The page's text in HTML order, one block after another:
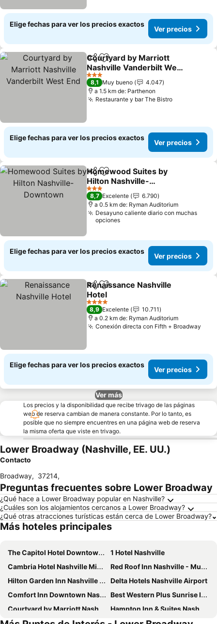
Elige fechas para ver los precios exactos
Ver precios
CompartirAgregar a favoritos
Courtyard by Marriott
Nashville Vanderbilt West
End
3 Estrellas
8,1 Muy bueno
4.047
a 1.5 km de: Parthenon
Restaurante y bar The Bistro
Elige fechas para ver los precios exactos
Ver precios
CompartirAgregar a favoritos
Homewood Suites by
Hilton Nashville-
Downtown
3 Estrellas
8,7 Excelente
6.790
a 0.5 km de: Ryman Auditorium
Desayuno caliente diario con muchas
opciones
Elige fechas para ver los precios exactos
Ver precios
CompartirAgregar a favoritos
Renaissance Nashville
Hotel
4 Estrellas
8,9 Excelente
10.711
a 0.2 km de: Ryman Auditorium
Conexión directa con Fifth + Broadway
Elige fechas para ver los precios exactos
Ver precios
Ver más
Los precios y la disponibilidad que recibe trivago de las páginas
web de reserva cambian de manera constante. Por lo tanto, es
posible que no siempre encuentres en una página web de reserva
la misma oferta que viste en trivago.
Lower Broadway (Nashville, EE. UU.)
Contacto
Broadway, 37214,
Preguntas frecuentes sobre Lower Broadway
¿Qué hace a Lower Broadway popular en Nashville?
¿Cuáles son los alojamientos cercanos a Lower Broadway?
¿Qué otras atracciones turísticas están cerca de Lower Broadway?
Más hoteles principales
The Capitol Hotel Downtown, an Ascend Collection Hotel
1 Hotel Nashville
Cambria Hotel Nashville Midtown
Red Roof Inn Nashville - Music City
Hilton Garden Inn Nashville Vanderbilt
Delta Hotels Nashville Airport
Comfort Inn Downtown Nashville - Music City Center
Best Western Plus Sunrise Inn
Courtyard by Marriott Nashville Brentwood
Hampton Inn & Suites Nashville @ Opryland